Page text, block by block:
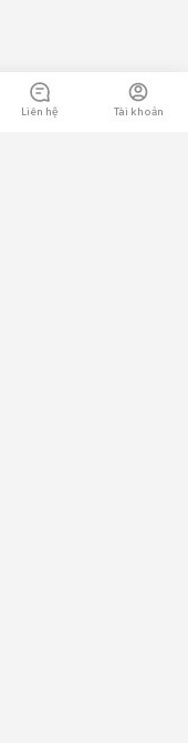
Liên hệ Tài khoản